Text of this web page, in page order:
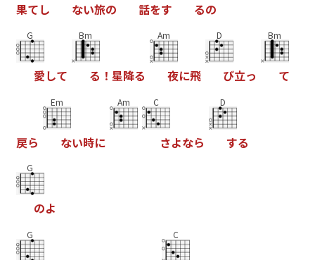
果てし ない旅の 話をす るの
G
愛して
Bm
る ！ 星降る
Am
夜に飛
D
び立っ
Bm
て
戻ら
Em
ない時に
Am C
さよなら
D
する
G
のよ
G C